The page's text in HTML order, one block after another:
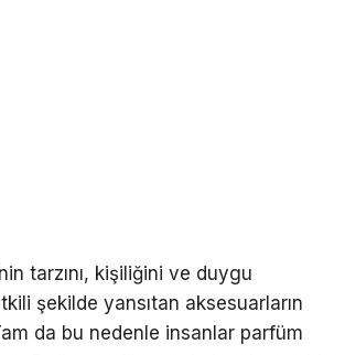
tarzını, kişiliğini ve duygu
şekilde yansıtan aksesuarların
da bu nedenle insanlar parfüm